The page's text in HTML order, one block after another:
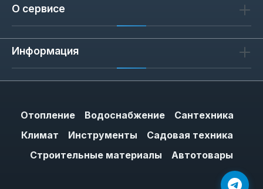
О сервисе
Информация
Отопление Водоснабжение
Сантехника
Климат
Инструменты
Садовая техника
Строительные материалы
Автотовары